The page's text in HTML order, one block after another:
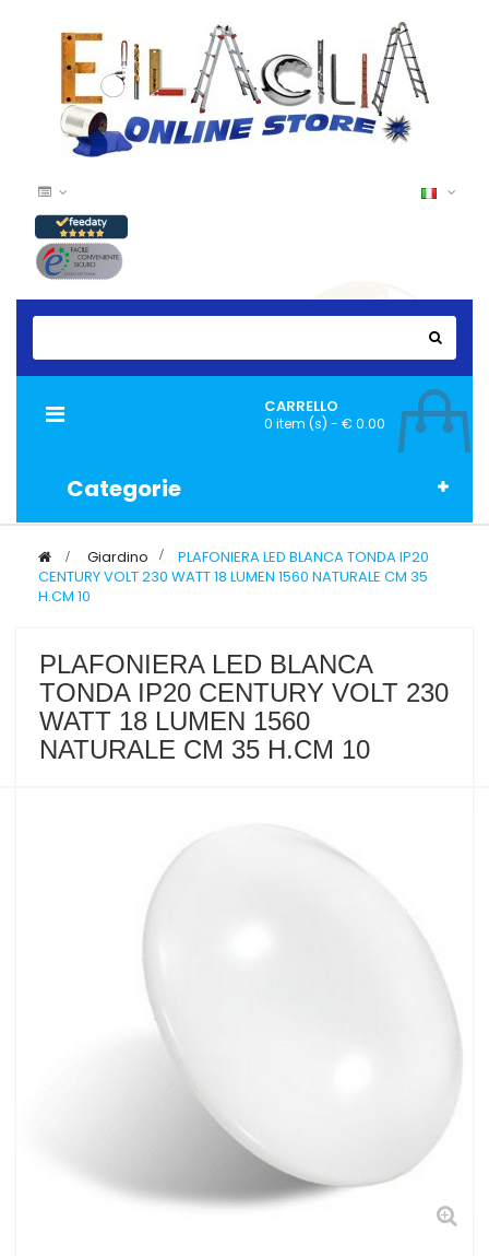
CARRELLO
0 item (s) - € 0.00
Categorie
Navigazione
> Giardino >
PLAFONIERA LED BLANCA TONDA IP20
CENTURY VOLT 230 WATT 18 LUMEN 1560 NATURALE CM 35
H.CM 10
PLAFONIERA LED BLANCA
TONDA IP20 CENTURY VOLT 230
WATT 18 LUMEN 1560
NATURALE CM 35 H.CM 10